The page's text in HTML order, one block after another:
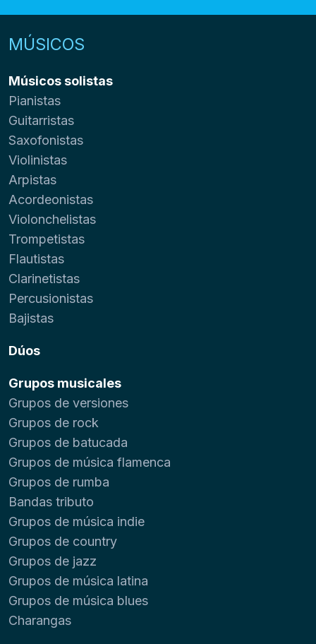
MÚSICOS
Músicos solistas
Pianistas
Guitarristas
Saxofonistas
Violinistas
Arpistas
Acordeonistas
Violonchelistas
Trompetistas
Flautistas
Clarinetistas
Percusionistas
Bajistas
Dúos
Grupos musicales
Grupos de versiones
Grupos de rock
Grupos de batucada
Grupos de música flamenca
Grupos de rumba
Bandas tributo
Grupos de música indie
Grupos de country
Grupos de jazz
Grupos de música latina
Grupos de música blues
Charangas